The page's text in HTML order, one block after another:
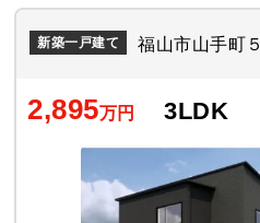
新築一戸建て 福山市山手町５
2,895万円 3LDK